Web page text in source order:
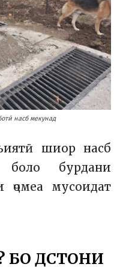
насб мекунад
шиор насб
бурдани
ҷомеа мусоидат
ДӮСТОНИ